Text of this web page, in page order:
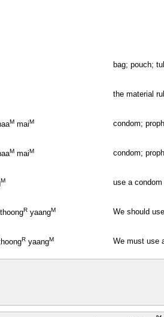
bag; pouch;
the material
M maiM condom;
M maiM condom;
M use a condom
thoongR yaangM We should
R yaangM We must use